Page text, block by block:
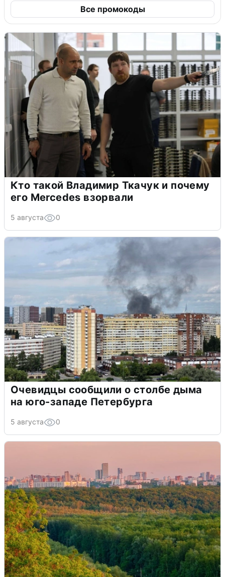
Все промокоды
Кто такой Владимир Ткачук и почему
его Mercedes взорвали
5 августа 0
Очевидцы сообщили о столбе дыма
на юго-западе Петербурга
5 августа 0